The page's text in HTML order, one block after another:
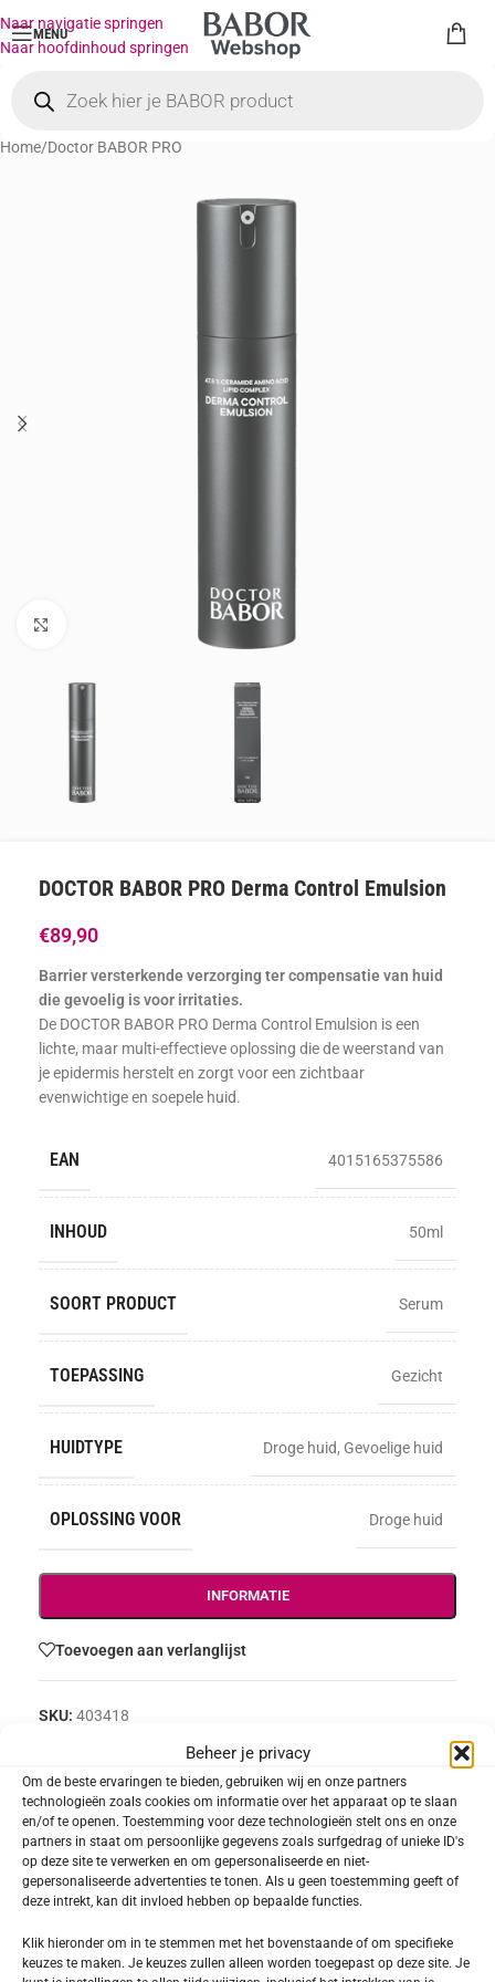
Beheer je privacy
Om de beste ervaringen te bieden, gebruiken wij en onze partners
technologieën zoals cookies om informatie over het apparaat op te slaan
en/of te openen. Toestemming voor deze technologieën stelt ons en onze
partners in staat om persoonlijke gegevens zoals surfgedrag of unieke ID's
op deze site te verwerken en om gepersonaliseerde en niet-
gepersonaliseerde advertenties te tonen. Als u geen toestemming geeft of
deze intrekt, kan dit invloed hebben op bepaalde functies.
Klik hieronder om in te stemmen met het bovenstaande of om specifieke
keuzes te maken. Je keuzes zullen alleen worden toegepast op deze site. Je
Naar navigatie springen
Naar hoofdinhoud springen
MENU
Home/Doctor BABOR PRO
DOCTOR BABOR PRO Derma Control Emulsion
€89,90
Barrier versterkende verzorging ter compensatie van huid
die gevoelig is voor irritaties.
De DOCTOR BABOR PRO Derma Control Emulsion is een
lichte, maar multi-effectieve oplossing die de weerstand van
je epidermis herstelt en zorgt voor een zichtbaar
evenwichtige en soepele huid.
EAN 4015165375586
INHOUD 50ml
SOORT PRODUCT Serum
TOEPASSING Gezicht
HUIDTYPE Droge huid, Gevoelige huid
OPLOSSING VOOR Droge huid
INFORMATIE
Toevoegen aan verlanglijst
SKU: 403418
Delen:
Beschrijving
Derma Control Emulsion
Heeft u last van eendroge en gevoelige